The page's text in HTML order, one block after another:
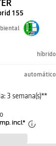
155
híbrido
automático
3 semana(s)**
incl.*